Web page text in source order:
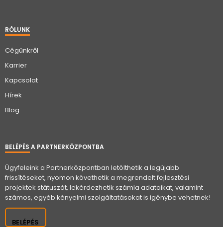
RÓLUNK
Cégünkről
Karrier
Kapcsolat
Hírek
Blog
BELÉPÉS A PARTNERKÖZPONTBA
Ügyfeleink a Partnerközpontban letölthetik a legújabb
frissítéseket, nyomon követhetik a megrendelt fejlesztési
projektek státuszát, lekérdezhetik számla adataikat, valamint
számos, egyéb kényelmi szolgáltatásokat is igénybe vehetnek!
BELÉPÉS